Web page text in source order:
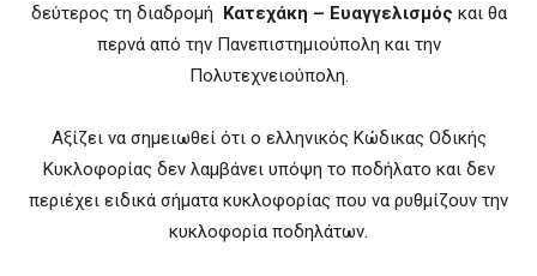
δεύτερος τη διαδρομή Κατεχάκη – Ευαγγελισμός και θα
περνά από την Πανεπιστημιούπολη και την
Πολυτεχνειούπολη.
Αξίζει να σημειωθεί ότι ο ελληνικός Κώδικας Οδικής
Κυκλοφορίας δεν λαμβάνει υπόψη το ποδήλατο και δεν
περιέχει ειδικά σήματα κυκλοφορίας που να ρυθμίζουν την
κυκλοφορία ποδηλάτων.